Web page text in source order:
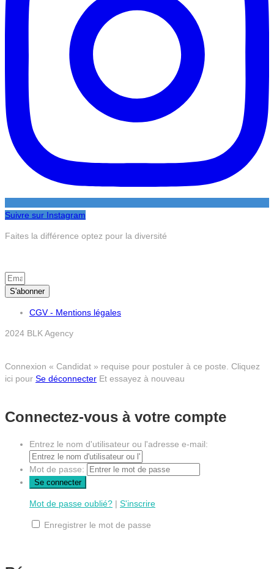
Suivre sur Instagram
Faites la différence optez pour la diversité
S'abonner
CGV - Mentions légales
2024 BLK Agency
Connexion « Candidat » requise pour postuler à ce poste. Cliquez
ici pour Se déconnecter Et essayez à nouveau
Connectez-vous à votre compte
Entrez le nom d'utilisateur ou l'adresse e-mail:
Mot de passe:
Mot de passe oublié? | S'inscrire
Enregistrer le mot de passe